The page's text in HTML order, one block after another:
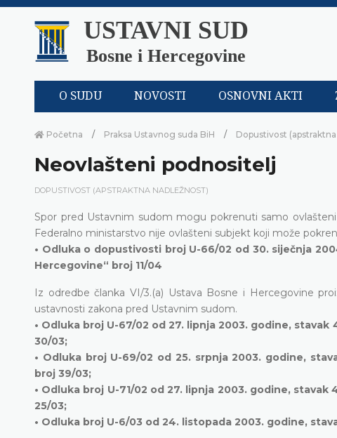
USTAVNI SUD
Bosne i Hercegovine
O SUDU NOVOSTI OSNOVNI AKTI
Početna Praksa Ustavnog suda BiH Dopustivost
Neovlašteni podnositelj
DOPUSTIVOST (APSTRAKTNA NADLEŽNOST)
Spor pred Ustavnim sudom mogu pokrenuti samo
Federalno ministarstvo nije ovlašteni subjekt koji može
• Odluka o dopustivosti broj U-66/02 od 30. siječnja
Hercegovine“ broj 11/04
Iz odredbe članka VI/3.(a) Ustava Bosne i Hercegovine
ustavnosti zakona pred Ustavnim sudom.
• Odluka broj U-67/02 od 27. lipnja 2003. godine,
30/03;
• Odluka broj U-69/02 od 25. srpnja 2003. godine,
broj 39/03;
• Odluka broj U-71/02 od 27. lipnja 2003. godine,
25/03;
• Odluka broj U-6/03 od 24. listopada 2003. godine,